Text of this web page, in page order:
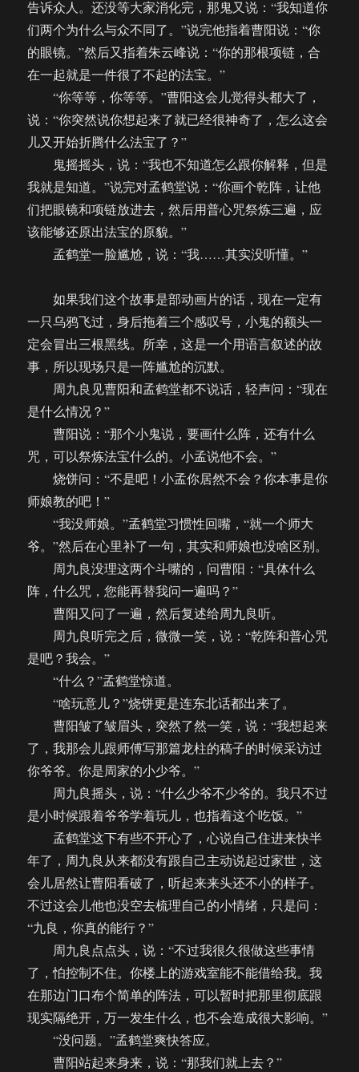
告诉众人。还没等大家消化完，那鬼又说：“我知道你
们两个为什么与众不同了。”说完他指着曹阳说：“你
的眼镜。”然后又指着朱云峰说：“你的那根项链，合
在一起就是一件很了不起的法宝。”
“你等等，你等等。”曹阳这会儿觉得头都大了，
说：“你突然说你想起来了就已经很神奇了，怎么这会
儿又开始折腾什么法宝了？”
鬼摇摇头，说：“我也不知道怎么跟你解释，但是
我就是知道。”说完对孟鹤堂说：“你画个乾阵，让他
们把眼镜和项链放进去，然后用普心咒祭炼三遍，应
该能够还原出法宝的原貌。”
孟鹤堂一脸尴尬，说：“我……其实没听懂。”
如果我们这个故事是部动画片的话，现在一定有
一只乌鸦飞过，身后拖着三个感叹号，小鬼的额头一
定会冒出三根黑线。所幸，这是一个用语言叙述的故
事，所以现场只是一阵尴尬的沉默。
周九良见曹阳和孟鹤堂都不说话，轻声问：“现在
是什么情况？”
曹阳说：“那个小鬼说，要画什么阵，还有什么
咒，可以祭炼法宝什么的。小孟说他不会。”
烧饼问：“不是吧！小孟你居然不会？你本事是你
师娘教的吧！”
“我没师娘。”孟鹤堂习惯性回嘴，“就一个师大
爷。”然后在心里补了一句，其实和师娘也没啥区别。
周九良没理这两个斗嘴的，问曹阳：“具体什么
阵，什么咒，您能再替我问一遍吗？”
曹阳又问了一遍，然后复述给周九良听。
周九良听完之后，微微一笑，说：“乾阵和普心咒
是吧？我会。”
“什么？”孟鹤堂惊道。
“啥玩意儿？”烧饼更是连东北话都出来了。
曹阳皱了皱眉头，突然了然一笑，说：“我想起来
了，我那会儿跟师傅写那篇龙柱的稿子的时候采访过
你爷爷。你是周家的小少爷。”
周九良摇头，说：“什么少爷不少爷的。我只不过
是小时候跟着爷爷学着玩儿，也指着这个吃饭。”
孟鹤堂这下有些不开心了，心说自己住进来快半
年了，周九良从来都没有跟自己主动说起过家世，这
会儿居然让曹阳看破了，听起来来头还不小的样子。
不过这会儿他也没空去梳理自己的小情绪，只是问：
“九良，你真的能行？”
周九良点点头，说：“不过我很久很做这些事情
了，怕控制不住。你楼上的游戏室能不能借给我。我
在那边门口布个简单的阵法，可以暂时把那里彻底跟
现实隔绝开，万一发生什么，也不会造成很大影响。”
“没问题。”孟鹤堂爽快答应。
曹阳站起来身来，说：“那我们就上去？”